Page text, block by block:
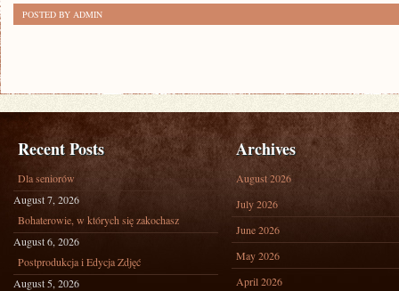
POSTED BY ADMIN
Recent Posts
Dla seniorów
August 7, 2026
Bohaterowie, w których się zakochasz
August 6, 2026
Postprodukcja i Edycja Zdjęć
August 5, 2026
Archives
August 2026
July 2026
June 2026
May 2026
April 2026